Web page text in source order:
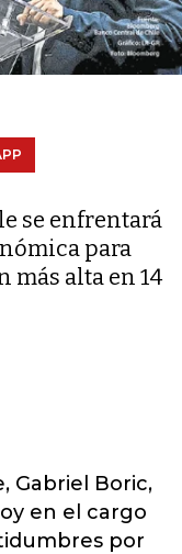
se enfrentará
para
más alta en 14
Gabriel Boric,
en el cargo
por